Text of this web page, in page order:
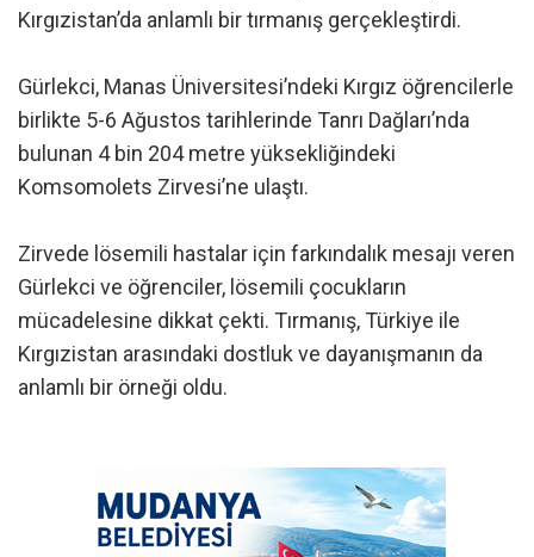
Kırgızistan’da anlamlı bir tırmanış gerçekleştirdi.
Gürlekci, Manas Üniversitesi’ndeki Kırgız öğrencilerle
birlikte 5-6 Ağustos tarihlerinde Tanrı Dağları’nda
bulunan 4 bin 204 metre yüksekliğindeki
Komsomolets Zirvesi’ne ulaştı.
Zirvede lösemili hastalar için farkındalık mesajı veren
Gürlekci ve öğrenciler, lösemili çocukların
mücadelesine dikkat çekti. Tırmanış, Türkiye ile
Kırgızistan arasındaki dostluk ve dayanışmanın da
anlamlı bir örneği oldu.